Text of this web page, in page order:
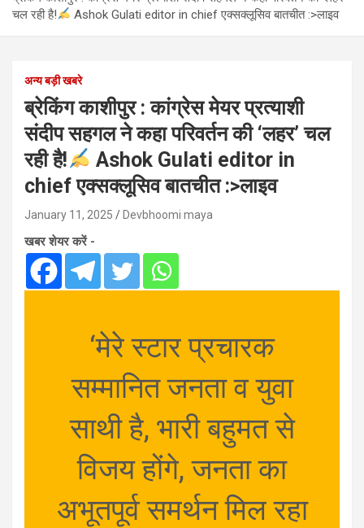
चल रही है!
Ashok Gulati editor in chief एक्सक्लूसिव बातचीत :>लाइव
अन्य बड़ी खबरे
ब्रेकिंग काशीपुर : कांग्रेस मेयर प्रत्याशी
संदीप सहगल ने कहा परिवर्तन की ‘लहर’ चल
रही है!
Ashok Gulati editor in
chief एक्सक्लूसिव बातचीत :>लाइव
January 11, 2025 Devbhoomi maya
खबर शेयर करें -
‘मेरे स्टार प्रचारक
सम्मानित जनता व युवा
साथी है, भारी बहुमत से
विजय होंगे, जनता का
अभूतपूर्व समर्थन मिल रहा